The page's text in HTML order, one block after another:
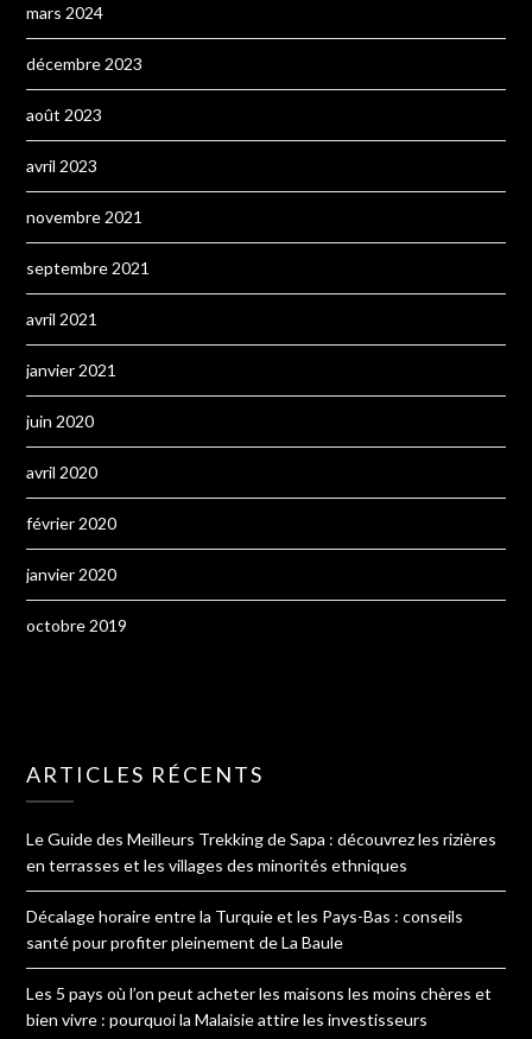
mars 2024
décembre 2023
août 2023
avril 2023
novembre 2021
septembre 2021
avril 2021
janvier 2021
juin 2020
avril 2020
février 2020
janvier 2020
octobre 2019
ARTICLES RÉCENTS
Le Guide des Meilleurs Trekking de Sapa : découvrez les rizières
en terrasses et les villages des minorités ethniques
Décalage horaire entre la Turquie et les Pays-Bas : conseils
santé pour profiter pleinement de La Baule
Les 5 pays où l’on peut acheter les maisons les moins chères et
bien vivre : pourquoi la Malaisie attire les investisseurs